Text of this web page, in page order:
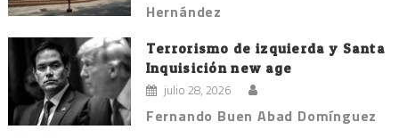
Hernández
Terrorismo de izquierda y Santa
Inquisición new age
julio 28, 2026
Fernando Buen Abad Domínguez